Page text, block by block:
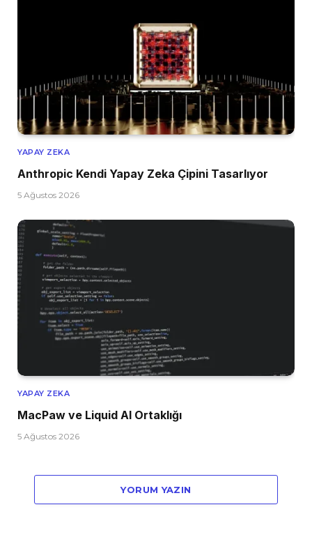
YAPAY ZEKA
Anthropic Kendi Yapay Zeka Çipini Tasarlıyor
5 Ağustos 2026
YAPAY ZEKA
MacPaw ve Liquid AI Ortaklığı
5 Ağustos 2026
YORUM YAZIN